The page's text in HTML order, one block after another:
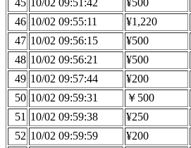
45 10/02 09:51:42 ¥500
46 10/02 09:55:11 ¥1,220
47 10/02 09:56:15 ¥500
48 10/02 09:56:21 ¥500
49 10/02 09:57:44 ¥200
50 10/02 09:59:31 ￥500
51 10/02 09:59:38 ¥250
52 10/02 09:59:59 ¥200